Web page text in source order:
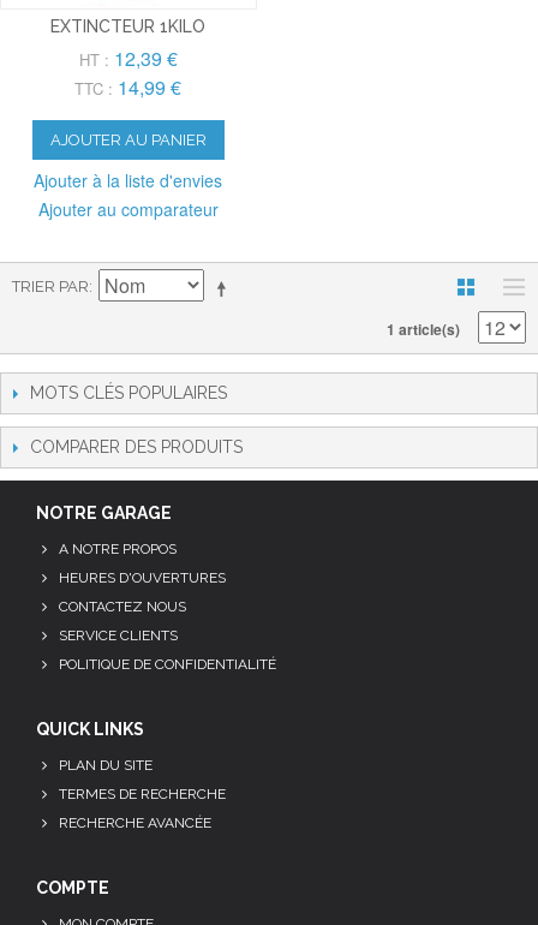
EXTINCTEUR 1KILO
HT : 12,39 €
TTC : 14,99 €
AJOUTER AU PANIER
Ajouter à la liste d'envies
Ajouter au comparateur
TRIER PAR
1 article(s)
MOTS CLÉS POPULAIRES
COMPARER DES PRODUITS
NOTRE GARAGE
A NOTRE PROPOS
HEURES D'OUVERTURES
CONTACTEZ NOUS
SERVICE CLIENTS
POLITIQUE DE CONFIDENTIALITÉ
QUICK LINKS
PLAN DU SITE
TERMES DE RECHERCHE
RECHERCHE AVANCÉE
COMPTE